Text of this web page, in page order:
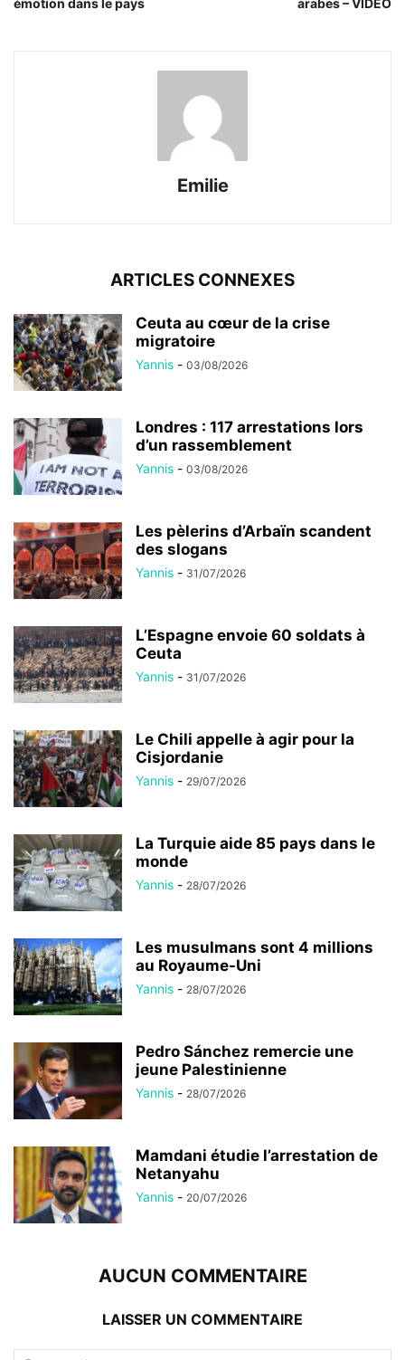
émotion dans le pays arabes – VIDÉO
Emilie
ARTICLES CONNEXES
Ceuta au cœur de la crise
migratoire
Yannis - 03/08/2026
Londres : 117 arrestations lors
d’un rassemblement
Yannis - 03/08/2026
Les pèlerins d’Arbaïn scandent
des slogans
Yannis - 31/07/2026
L’Espagne envoie 60 soldats à
Ceuta
Yannis - 31/07/2026
Le Chili appelle à agir pour la
Cisjordanie
Yannis - 29/07/2026
La Turquie aide 85 pays dans le
monde
Yannis - 28/07/2026
Les musulmans sont 4 millions
au Royaume-Uni
Yannis - 28/07/2026
Pedro Sánchez remercie une
jeune Palestinienne
Yannis - 28/07/2026
Mamdani étudie l’arrestation de
Netanyahu
Yannis - 20/07/2026
AUCUN COMMENTAIRE
LAISSER UN COMMENTAIRE